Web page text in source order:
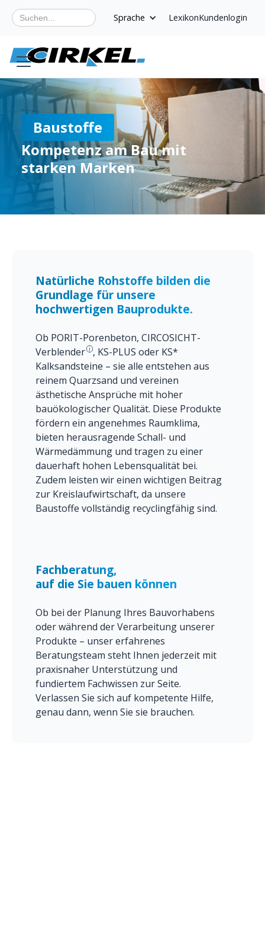
Sprache LexikonKundenlogin
Baustoffe
Kompetenz am Bau mit
starken Marken
Natürliche Rohstoffe bilden die
Grundlage für unsere
hochwertigen Bauprodukte.
Ob PORIT-Porenbeton, CIRCOSICHT-
Verblender i , KS-PLUS oder KS*
Kalksandsteine – sie alle entstehen aus
reinem Quarzsand und vereinen
ästhetische Ansprüche mit hoher
bauökologischer Qualität. Diese Produkte
fördern ein angenehmes Raumklima,
bieten herausragende Schall- und
Wärmedämmung und tragen zu einer
dauerhaft hohen Lebensqualität bei.
Zudem leisten wir einen wichtigen Beitrag
zur Kreislaufwirtschaft, da unsere
Baustoffe vollständig recyclingfähig sind.
Fachberatung,
auf die Sie bauen können
Ob bei der Planung Ihres Bauvorhabens
oder während der Verarbeitung unserer
Produkte – unser erfahrenes
Beratungsteam steht Ihnen jederzeit mit
praxisnaher Unterstützung und
fundiertem Fachwissen zur Seite.
Verlassen Sie sich auf kompetente Hilfe,
genau dann, wenn Sie sie brauchen.